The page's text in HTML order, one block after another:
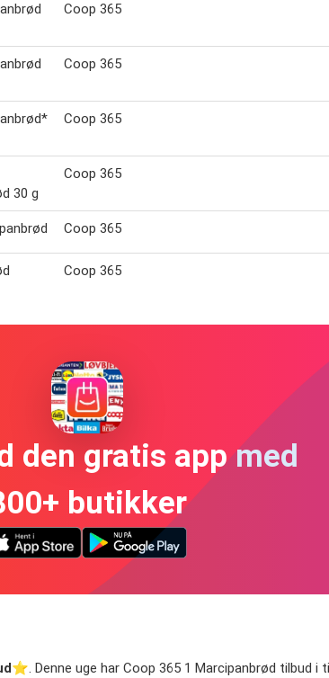
Coop 365
Coop 365
Coop 365
30 g
Coop 365
Coop 365
Coop 365
den gratis app med
butikker
⭐️. Denne uge har Coop 365 1 Marcipanbrød tilbud